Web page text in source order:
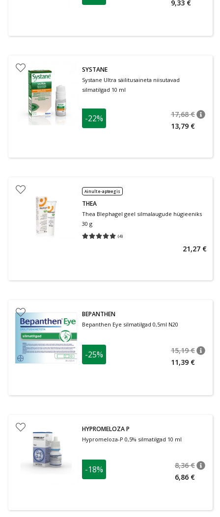
9,33 €
SYSTANE
Systane Ultra säilitusaineta niisutavad
silmatilgad 10 ml
-22% 17,68 €
13,79 €
Ainult e-apteegis
THEA
Thea Blephagel geel silmalaugude hügieeniks
30 g
(4)
Keskmine hinnang 5.00
21,27 €
BEPANTHEN
Bepanthen Eye silmatilgad 0,5ml N20
-25% 15,19 €
11,39 €
HYPROMELOZA P
Hypromeloza-P 0,5% silmatilgad 10 ml
-18% 8,36 €
6,86 €